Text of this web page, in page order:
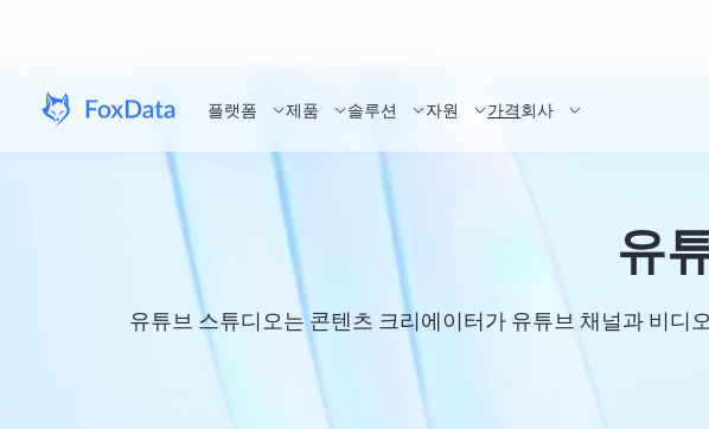
플랫폼 제품 솔루션 자원 가격회사
유
유튜브 스튜디오는 콘텐츠 크리에이터가 유튜브 채널과 비디